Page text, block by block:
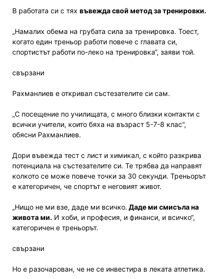
В работата си с тях въвежда свой метод за тренировки.
„Намалих обема на грубата сила за тренировка. Тоест,
когато един треньор работи повече с главата си,
спортистът работи по-леко на тренировка“, заяви той.
свързани
Рахманлиев е откривал състезателите си сам.
„С посещение по училищата, с много близки контакти с
всички учители, които бяха на възраст 5-7-8 клас“,
обясни Рахманлиев.
Дори въвежда тест с лист и химикал, с който разкрива
потенциала на състезателите си. Те трябва да направят
колкото се може повече точки за 30 секунди. Треньорът
е категоричен, че спортът е неговият живот.
„Нищо не ми взе, даде ми всичко. Даде ми смисъла на
живота ми. И хоби, и професия, и финанси, и всичко“,
категоричен е треньорът.
свързани
Но е разочарован, че не се инвестира в леката атлетика.